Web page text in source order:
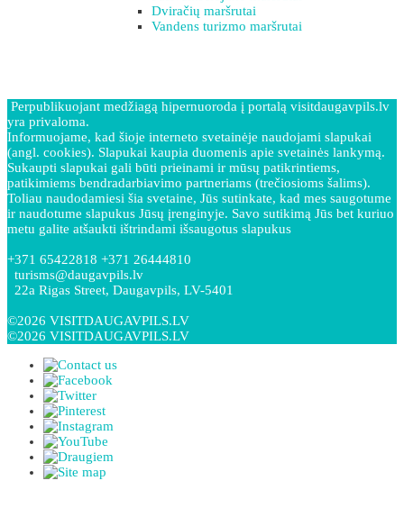
Dviračių maršrutai
Vandens turizmo maršrutai
Perpublikuojant medžiagą hipernuoroda į portalą visitdaugavpils.lv
yra privaloma.
Informuojame, kad šioje interneto svetainėje naudojami slapukai
(angl. cookies). Slapukai kaupia duomenis apie svetainės lankymą.
Sukaupti slapukai gali būti prieinami ir mūsų patikrintiems,
patikimiems bendradarbiavimo partneriams (trečiosioms šalims).
Toliau naudodamiesi šia svetaine, Jūs sutinkate, kad mes saugotume
ir naudotume slapukus Jūsų įrenginyje. Savo sutikimą Jūs bet kuriuo
metu galite atšaukti ištrindami išsaugotus slapukus
+371 65422818 +371 26444810
turisms@daugavpils.lv
22a Rigas Street, Daugavpils, LV-5401
©2026 VISITDAUGAVPILS.LV
©2026 VISITDAUGAVPILS.LV